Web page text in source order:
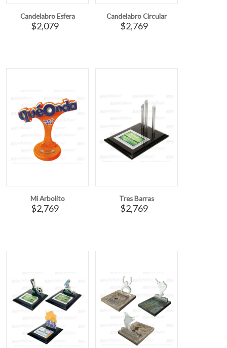
Candelabro Esfera
$2,079
Candelabro Circular
$2,769
Mi Arbolito
$2,769
Tres Barras
$2,769